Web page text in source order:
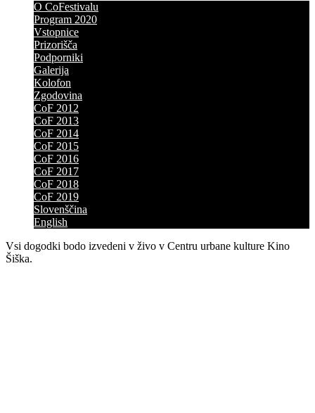
O CoFestivalu
Program 2020
Vstopnice
Prizorišča
Podporniki
Galerija
Kolofon
Zgodovina
CoF 2012
CoF 2013
CoF 2014
CoF 2015
CoF 2016
CoF 2017
CoF 2018
CoF 2019
Slovenščina
English
Vsi dogodki bodo izvedeni v živo v Centru urbane kulture Kino
Šiška.